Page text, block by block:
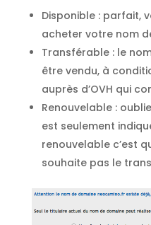
Disponible : parfait,
acheter votre nom
Transférable : le
être vendu, à
auprès d’OVH qui
Renouvelable :
est seulement
renouvelable c’est
souhaite pas le